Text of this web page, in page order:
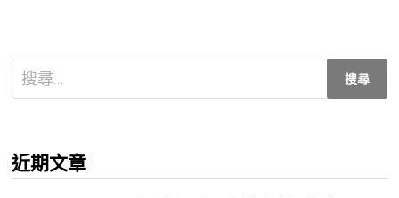
搜
尋
字:
近期文章